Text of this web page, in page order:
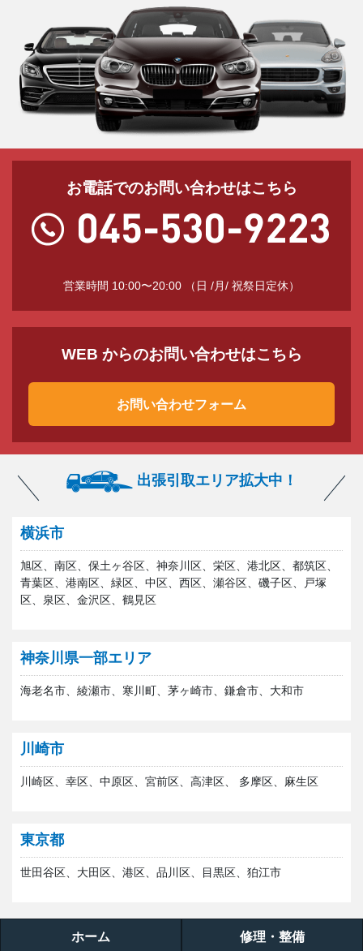
お電話でのお問い合わせはこちら
営業時間 10:00〜20:00 （日 /月/ 祝祭日定休）
WEB からのお問い合わせはこちら
お問い合わせフォーム
出張引取エリア拡大中！
横浜市
旭区、南区、保土ヶ谷区、神奈川区、栄区、港北区、都筑区、
青葉区、港南区、緑区、中区、西区、瀬谷区、磯子区、戸塚
区、泉区、金沢区、鶴見区
神奈川県一部エリア
海老名市、綾瀬市、寒川町、茅ヶ崎市、鎌倉市、大和市
川崎市
川崎区、幸区、中原区、宮前区、高津区、 多摩区、麻生区
東京都
世田谷区、大田区、港区、品川区、目黒区、狛江市
ホーム 修理・整備